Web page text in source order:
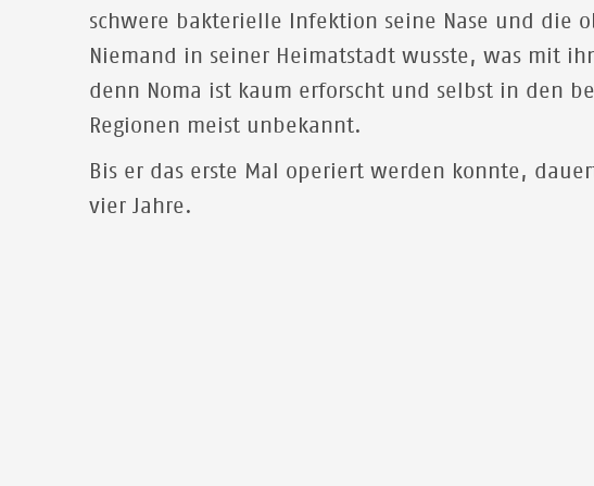
schwere bakterielle Infektion seine Nase und die
Niemand in seiner Heimatstadt wusste, was mit
denn Noma ist kaum erforscht und selbst in den
Regionen meist unbekannt.
Bis er das erste Mal operiert werden konnte,
vier Jahre.